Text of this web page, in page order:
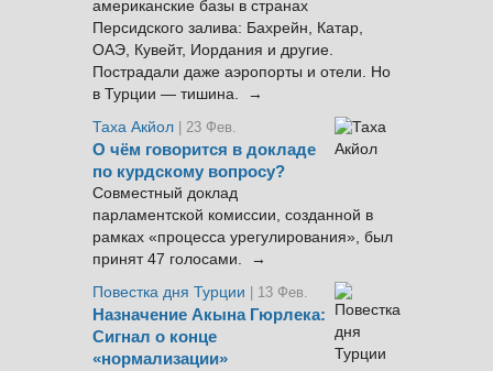
американские базы в странах
Персидского залива: Бахрейн, Катар,
ОАЭ, Кувейт, Иордания и другие.
Пострадали даже аэропорты и отели. Но
в Турции — тишина. →
Таха Акйол | 23 Фев.
О чём говорится в докладе
по курдскому вопросу?
Совместный доклад
парламентской комиссии, созданной в
рамках «процесса урегулирования», был
принят 47 голосами. →
Повестка дня Турции
| 13 Фев.
Назначение Акына Гюрлека:
Сигнал о конце
«нормализации»